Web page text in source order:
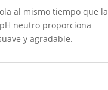
al mismo tiempo que la
neutro proporciona
y agradable.